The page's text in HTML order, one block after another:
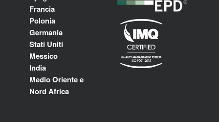
Francia
Polonia
Germania
Stati Uniti
Messico
India
Medio Oriente e
Nord Africa